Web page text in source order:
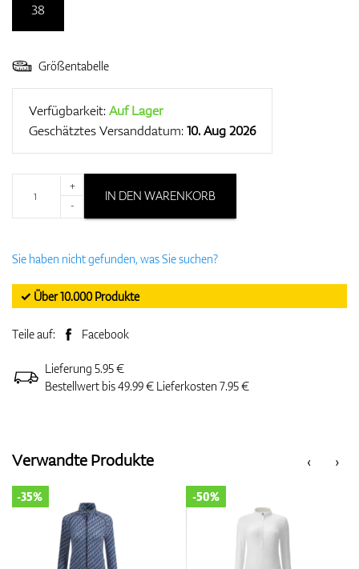
38
Größentabelle
Verfügbarkeit:Auf Lager
Geschätztes Versanddatum:10. Aug 2026
+
-
IN DEN WARENKORB
Sie haben nicht gefunden, was Sie suchen?
✓ Über 10.000 Produkte
Teile auf: Facebook
Lieferung 5.95 €
Bestellwert bis 49.99 € Lieferkosten 7.95 €
‹
Verwandte Produkte ›
-35% -50%